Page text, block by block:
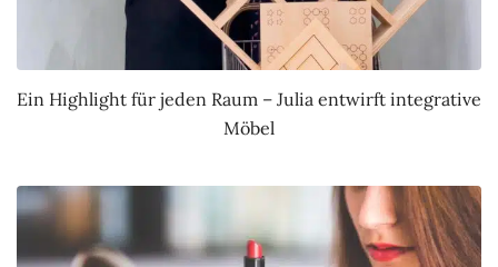
Ein Highlight für jeden Raum – Julia entwirft integrative
Möbel